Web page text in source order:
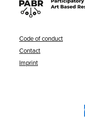
Code of conduct
Contact
Imprint